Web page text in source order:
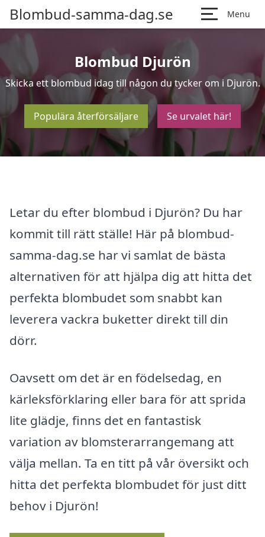
Blombud-samma-dag.se Menu
Blombud Djurön
Skicka ett blombud idag till någon du tycker om i Djurön.
Populära återförsäljare Se urvalet här!
Letar du efter blombud i Djurön? Du har
kommit till rätt ställe! Här på blombud-
samma-dag.se har vi samlat de bästa
alternativen för att hjälpa dig att hitta det
perfekta blombudet som snabbt kan
leverera vackra buketter direkt till din
dörr.
Oavsett om det är en födelsedag, en
kärleksförklaring eller bara för att sprida
lite glädje, finns det en fantastisk
variation av blomsterarrangemang att
välja mellan. Ta en titt på vår översikt och
hitta det perfekta blombudet för just ditt
behov i Djurön!